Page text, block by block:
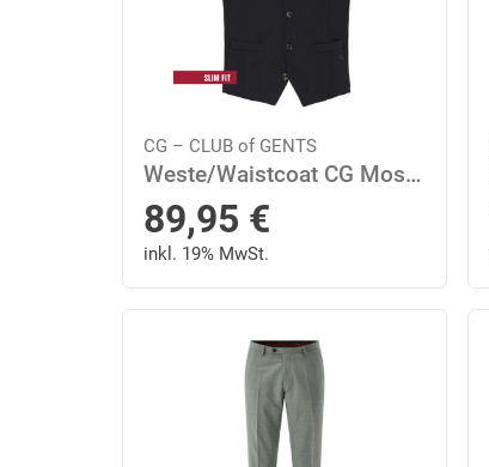
CG – CLUB of GENTS
Weste/Waistcoat CG Mosley 48 slim fit - Blau Dunkel
89,95 €
inkl. 19% MwSt.